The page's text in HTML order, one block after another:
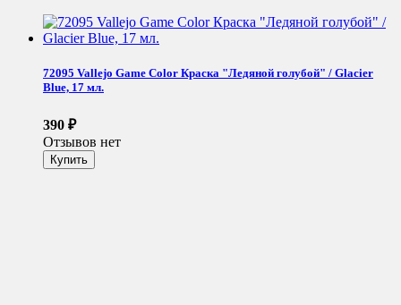
72095 Vallejo Game Color Краска "Ледяной голубой" / Glacier
Blue, 17 мл.
390 ₽
Отзывов нет